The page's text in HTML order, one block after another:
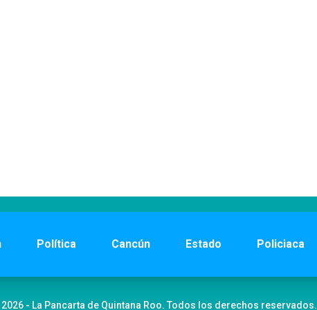
Política Cancún Estado Policiaca
- La Pancarta de Quintana Roo. Todos los derechos reservados.